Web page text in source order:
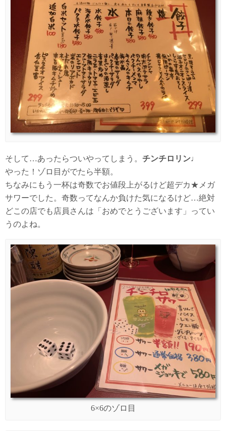
そして…あったらついやってしまう。 チンチロリン♩
やった！ゾロ目がでたら半額。
ちなみにもう一杯は奇数でお値段上がるけど超デカ★メガ
サワーでした。奇数ってなんか負けた気になるけど…絶対
どこの店でも店員さんは「おめでとうございます」ってい
うのよね。
6×6のゾロ目